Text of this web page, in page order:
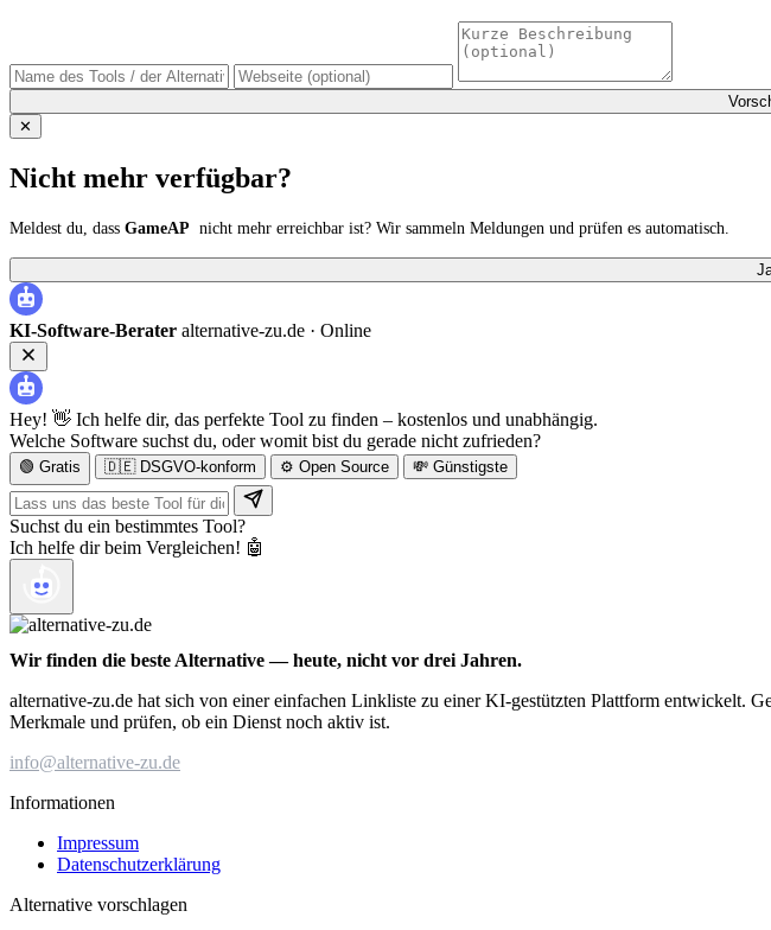
✕
Nicht mehr verfügbar?
Meldest du, dass GameAP nicht mehr erreichbar ist? Wir sammeln Meldungen und prüfen es automatisch.
KI-Software-Berater alternative-zu.de · Online
Hey! 👋 Ich helfe dir, das perfekte Tool zu finden – kostenlos und unabhängig.
Welche Software suchst du, oder womit bist du gerade nicht zufrieden?
🟢 Gratis 🇩🇪 DSGVO-konform ⚙️ Open Source 💸 Günstigste
Suchst du ein bestimmtes Tool?
Ich helfe dir beim Vergleichen! 🤖
Wir finden die beste Alternative — heute, nicht vor drei Jahren.
alternative-zu.de hat sich von einer einfachen Linkliste zu einer KI-gestützten Plattform entwickelt.
Merkmale und prüfen, ob ein Dienst noch aktiv ist.
info@alternative-zu.de
Informationen
Impressum
Datenschutzerklärung
Alternative vorschlagen